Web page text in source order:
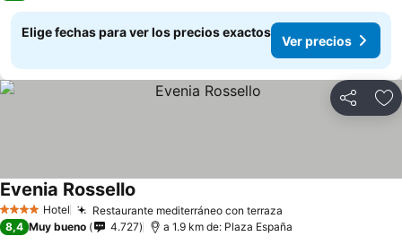
Elige fechas para ver los precios exactos
Ver precios
Compartir
4 EstrellasHotel Restaurante mediterráneo con terraza
Evenia Rossello
8,4 Muy bueno 4.727 a 1.9 km de: Plaza España